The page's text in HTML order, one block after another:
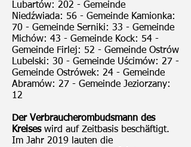
Lubartów: 202 - Gemeinde
Niedźwiada: 56 - Gemeinde Kamionka:
70 - Gemeinde Serniki: 33 - Gemeinde
Michów: 43 - Gemeinde Kock: 54 -
Gemeinde Firlej: 52 - Gemeinde Ostrów
Lubelski: 30 - Gemeinde Uścimów: 27 -
Gemeinde Ostrówek: 24 - Gemeinde
Abramów: 27 - Gemeinde Jeziorzany:
12
Der Verbraucherombudsmann des
Kreiseswird auf Zeitbasis beschäftigt.
Im Jahr 2019 lauten die